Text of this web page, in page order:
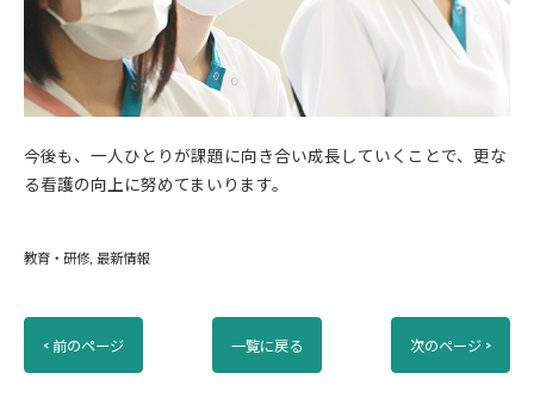
今後も、一人ひとりが課題に向き合い成長していくことで、更な
る看護の向上に努めてまいります。
教育・研修 最新情報
< 前のページ 一覧に戻る 次のページ >